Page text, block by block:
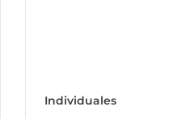
Individuales